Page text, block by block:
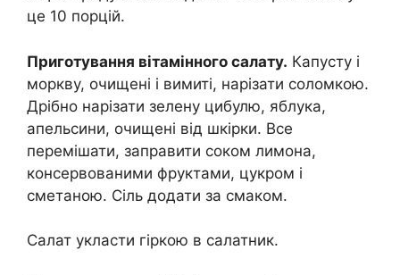
це 10 порцій.
Приготування вітамінного салату. Капусту і
моркву, очищені і вимиті, нарізати соломкою.
Дрібно нарізати зелену цибулю, яблука,
апельсини, очищені від шкірки. Все
перемішати, заправити соком лимона,
консервованими фруктами, цукром і
сметаною. Сіль додати за смаком.
Салат укласти гіркою в салатник.